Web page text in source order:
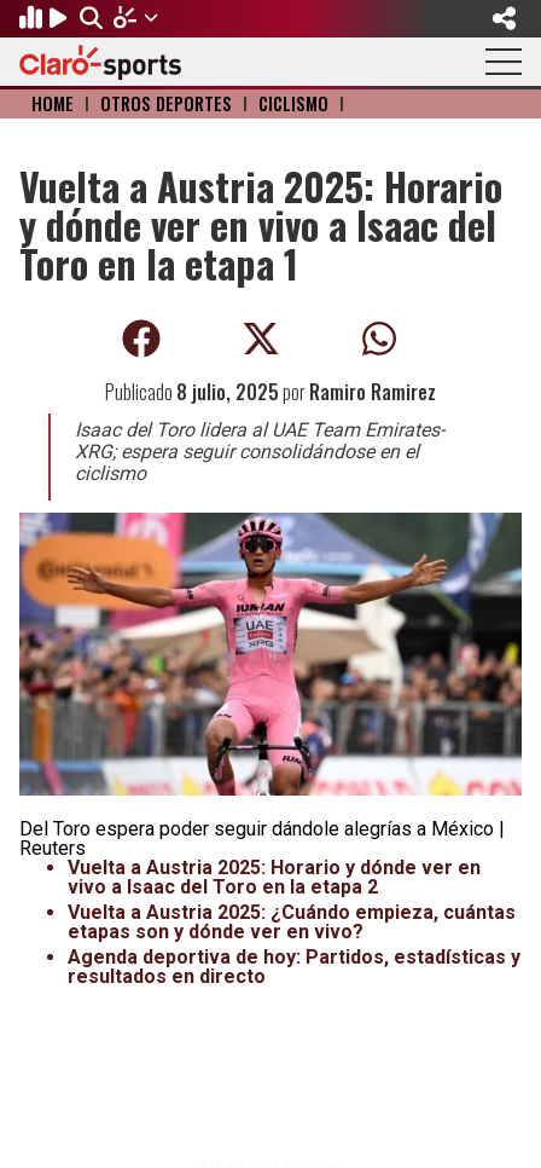
Regresar
FÚTBOL
Fútbol Internacional
Mundial de Clubes
Concachampions
Fútbol de Estufa
Fútbol Femenil
Leagues Cup
Liga de Expansión MX
Liga MX
Selección Mexicana
Regresar
MOTOR
Formula 1
NASCAR
Regresar
BÉISBOL
Mexicano
MLB
Regresar
OLÍMPICOS
Olympic Channel
Paris 2024
Gangwon 2024
Juegos Paralímpicos
Regresar
OTROS DEPORTES
Básquetbol
Fútbol Americano
Boxeo
UFC
Lucha Libre
Juegos Panamericanos
Regresar
ACTUALIDAD
Música
Cine y TV
Videojuegos
HOME I OTROS DEPORTES I CICLISMO I
Vuelta a Austria 2025: Horario
y dónde ver en vivo a Isaac del
Toro en la etapa 1
Publicado 8 julio, 2025porRamiro Ramirez
Isaac del Toro lidera al UAE Team Emirates-
XRG; espera seguir consolidándose en el
ciclismo
Del Toro espera poder seguir dándole alegrías a México |
Reuters
Vuelta a Austria 2025: Horario y dónde ver en
vivo a Isaac del Toro en la etapa 2
Vuelta a Austria 2025: ¿Cuándo empieza, cuántas
etapas son y dónde ver en vivo?
Agenda deportiva de hoy: Partidos, estadísticas y
resultados en directo